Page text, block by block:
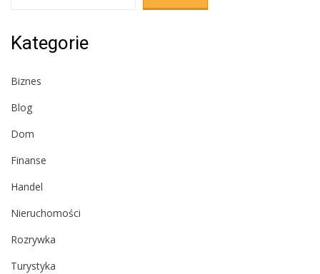
Kategorie
Biznes
Blog
Dom
Finanse
Handel
Nieruchomości
Rozrywka
Turystyka